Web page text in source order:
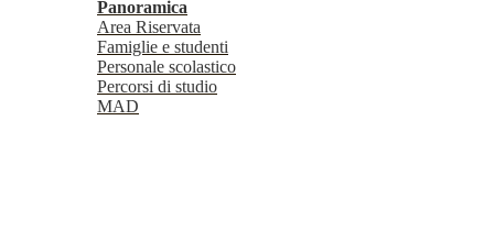
Panoramica
Area Riservata
Famiglie e studenti
Personale scolastico
Percorsi di studio
MAD